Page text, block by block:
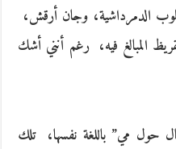
الدمرداشية، وجان أرقش،
المبالغ‮ ‬فيه، ‮ ‬رغم أنني أشك
حول مي” باللغة نفسها، ‮ ‬تلك